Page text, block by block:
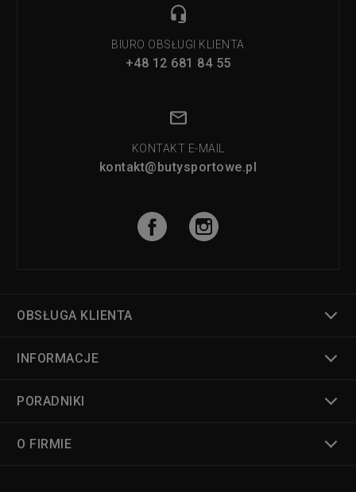
BIURO OBSŁUGI KLIENTA
+48 12 681 84 55
KONTAKT E-MAIL
kontakt@butysportowe.pl
OBSŁUGA KLIENTA
INFORMACJE
PORADNIKI
O FIRMIE